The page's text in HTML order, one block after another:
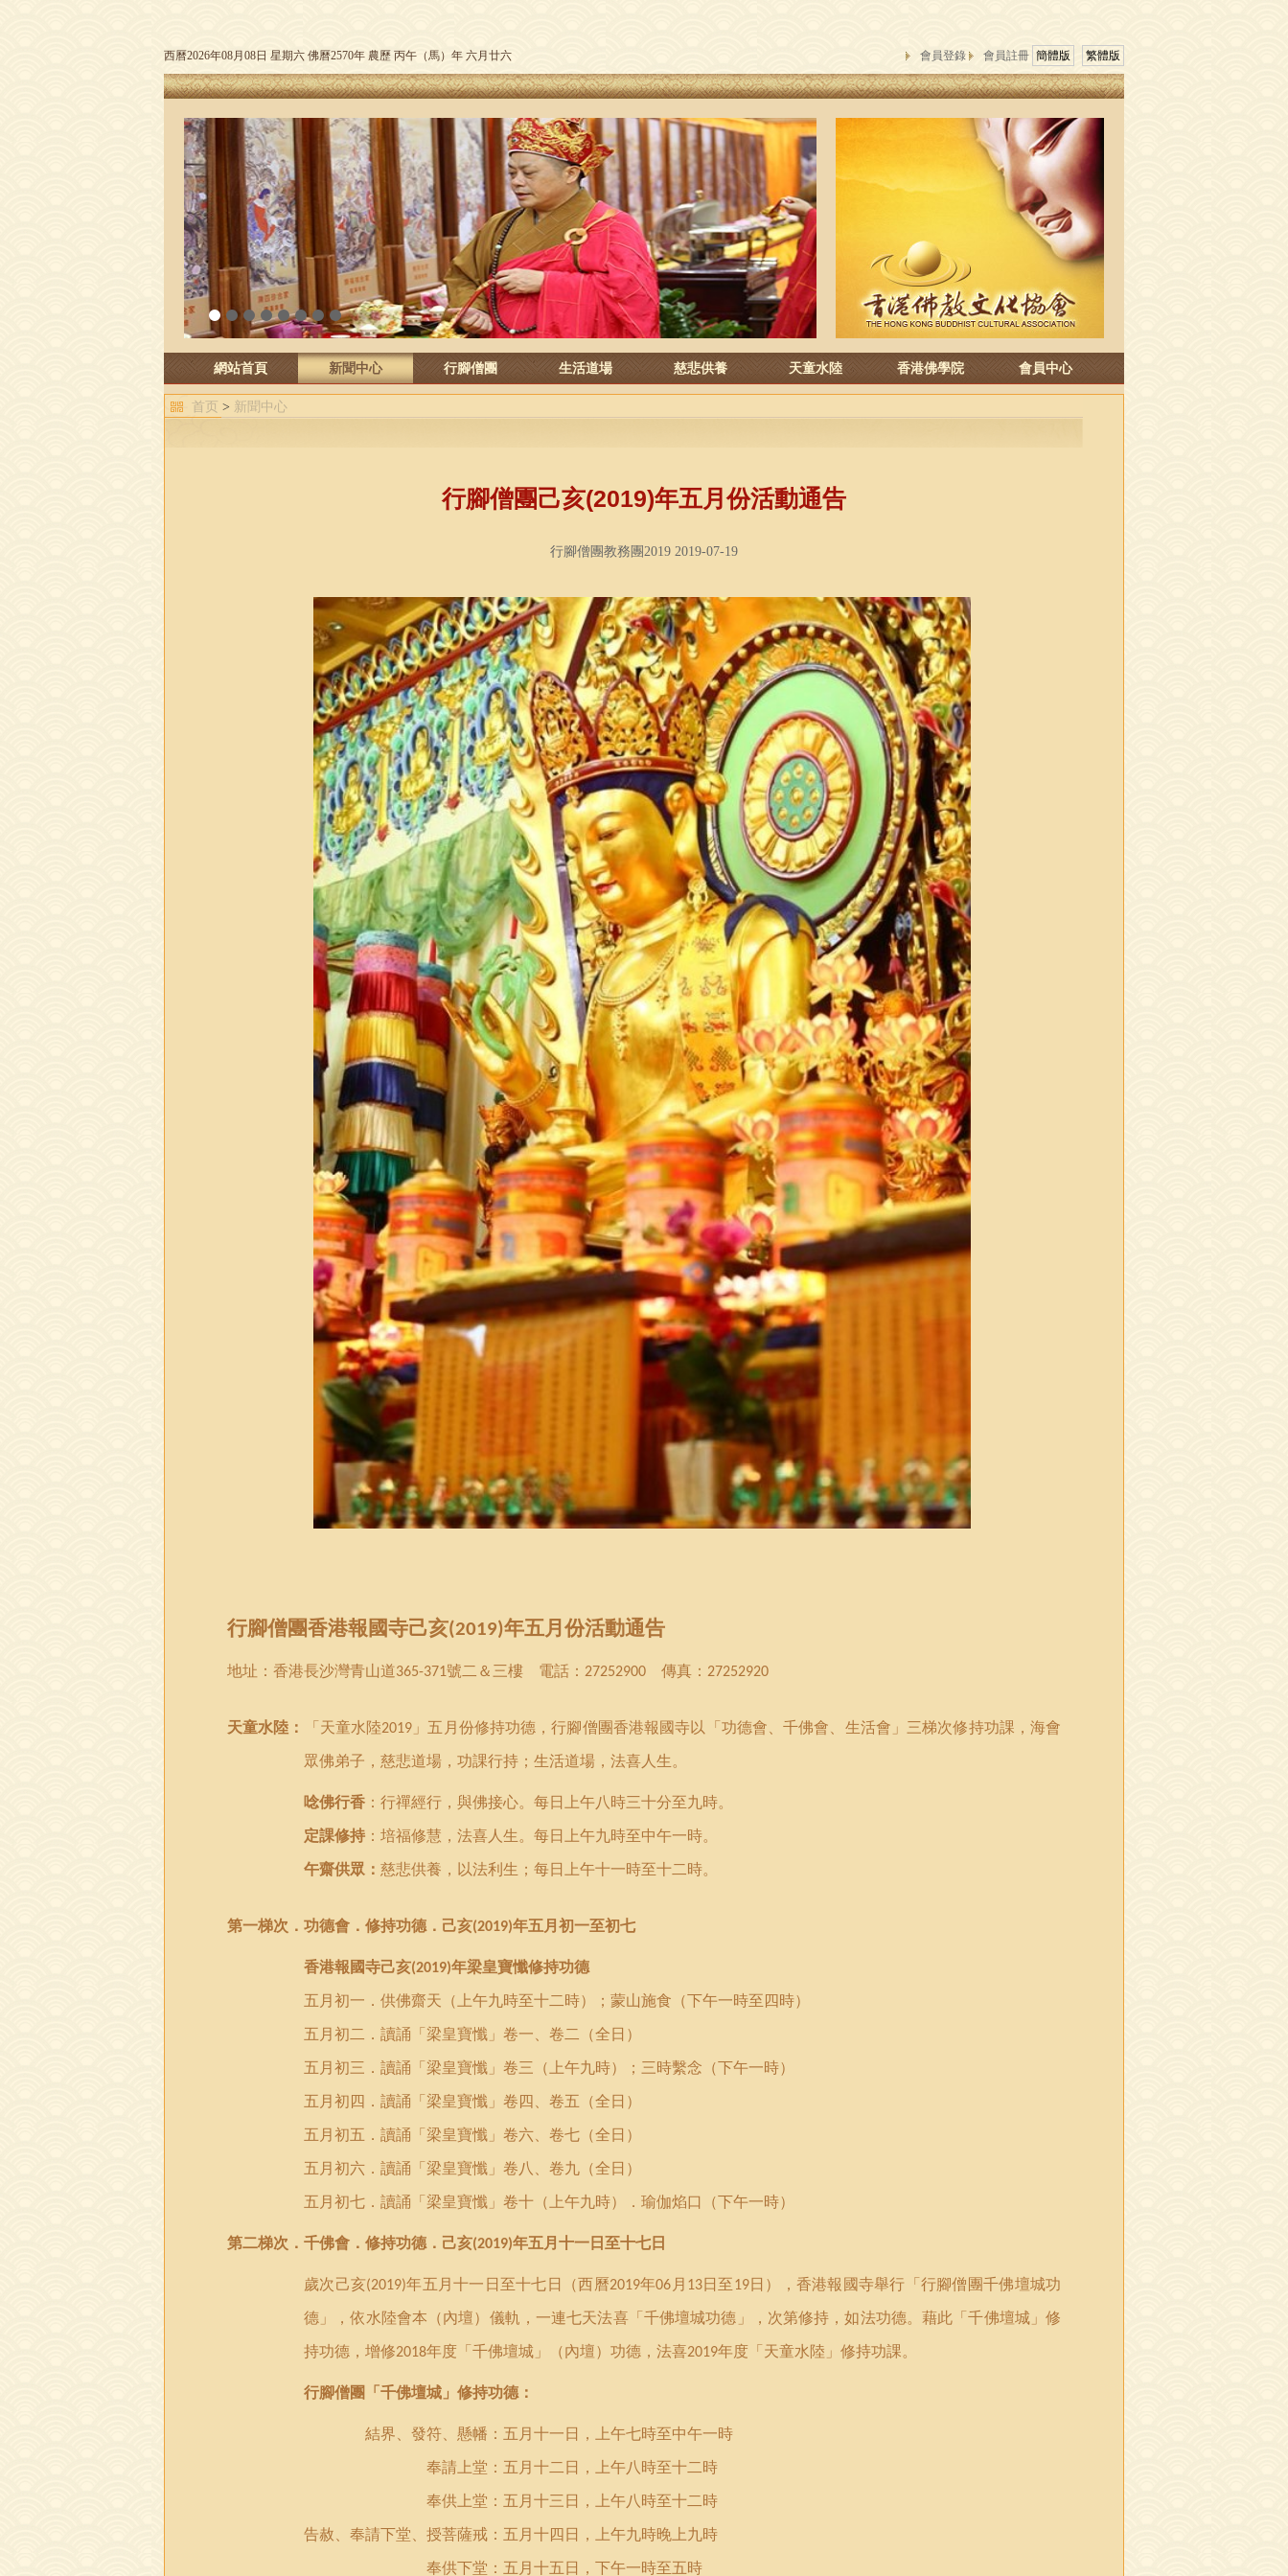
西曆2026年08月08日 星期六 佛曆2570年 農歷 丙午（馬）年 六月廿六 會員登錄 會員註冊 簡體版 繁體版
1 3 4 5 6 7 8
網站首頁 新聞中心 行腳僧團 生活道場 慈悲供養 天童水陸 香港佛學院 會員中心
首页 > 新聞中心
行腳僧團己亥(2019)年五月份活動通告
行腳僧團教務團2019 2019-07-19
行腳僧團香港報國寺己亥(2019)年五月份活動通告
地址： 香港長沙灣青山道365-371號二＆三樓 電話： 27252900 傳真： 27252920
天童水陸： 「天童水陸2019 」五月份修持功德 ，行腳僧團香港報國寺以 「功德會、千佛會、 生活會 」 三梯次修持功課，海會
眾佛弟子，慈悲道場，功課行持 ；生活道場，法喜人生。
唸佛行香 ：行禪經行，與佛接心。 每日上午八時三十分至九時。
定課修持 ：培福修慧，法喜人生。每日上午九時至中午一時。
午齋供眾： 慈悲供養，以法利生；每日上午十一時至十二時。
第一梯次． 功德會．修持功德．己亥(2019)年五月初一至初七
香港報國寺己亥(2019)年梁皇寶懺修持功德
五月初一． 供佛齋天（上午九時至十二時）；蒙山施食（下午一時至四時）
五月初二．讀誦「梁皇寶懺」卷一、卷二（全日）
五月初三．讀誦「梁皇寶懺」卷三（上午九時）；三時繫念（下午一時）
五月初四．讀誦「梁皇寶懺」卷四、卷五（全日）
五月初五．讀誦「梁皇寶懺」卷六、卷七（全日）
五月初六．讀誦「梁皇寶懺」卷八、卷九（全日）
五月初七．讀誦「梁皇寶懺」卷十（上午九時）．瑜伽焰口（下午一時）
第二梯次． 千佛會．修持功德．己亥(2019)年五月十一日至十七日
歲次己亥(2019)年五月十一日至十七日（西曆2019年06 月 13日至19日），香港報國寺舉行「行腳僧團千佛壇城功
德」，依水陸會本（內壇）儀軌，一連七天法喜「千佛壇城功德」，次第修持，如法功德。藉此「千佛壇城」修
持功德，增修2018年度「千佛壇城」（內壇）功德，法喜2019年度「天童水陸」修持功課。
行腳僧團「千佛壇城」修持功德：
結界、發符、懸幡：五月十一日，上午七時至中午一時
奉請上堂：五月十二日，上午八時至十二時
奉供上堂：五月十三日，上午八時至十二時
告赦、奉請下堂、授菩薩戒：五月十四日，上午九時晚上九時
奉供下堂：五月十五日，下午一時至五時